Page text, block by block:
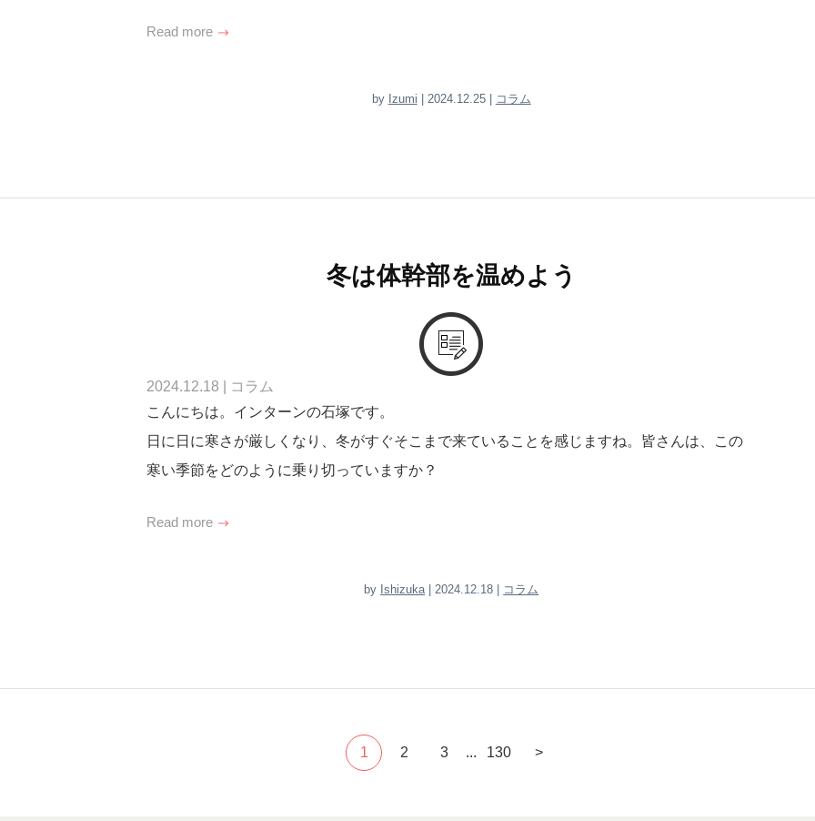
Read more
by Izumi | 2024.12.25 | コラム
冬は体幹部を温めよう
2024.12.18
コラム
こんにちは。インターンの石塚です。
日に日に寒さが厳しくなり、冬がすぐそこまで来ていることを感じますね。皆さんは、この
寒い季節をどのように乗り切っていますか？
Read more
by Ishizuka| 2024.12.18 | コラム
1 2 3 ... 130 >